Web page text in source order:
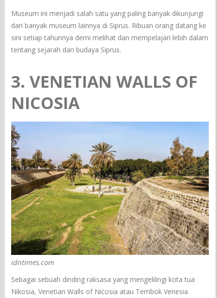
Museum ini menjadi salah satu yang paling banyak dikunjungi
dari banyak museum lainnya di Siprus. Ribuan orang datang ke
sini setiap tahunnya demi melihat dan mempelajari lebih dalam
tentang sejarah dan budaya Siprus.
3. VENETIAN WALLS OF
NICOSIA
idntimes.com
Sebagai sebuah dinding raksasa yang mengelilingi kota tua
Nikosia, Venetian Walls of Nicosia atau Tembok Venesia